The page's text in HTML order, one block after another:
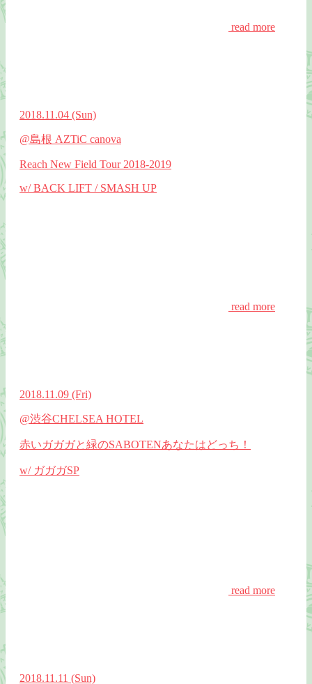
read more
2018.11.04 (Sun)
@島根 AZTiC canova
Reach New Field Tour 2018-2019
w/ BACK LIFT / SMASH UP
read more
2018.11.09 (Fri)
@渋谷CHELSEA HOTEL
赤いガガガと緑のSABOTENあなたはどっち！
w/ ガガガSP
read more
2018.11.11 (Sun)